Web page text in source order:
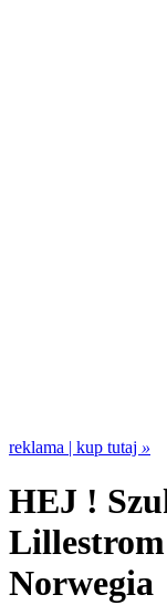
reklama | kup tutaj »
HEJ !
Norwegia